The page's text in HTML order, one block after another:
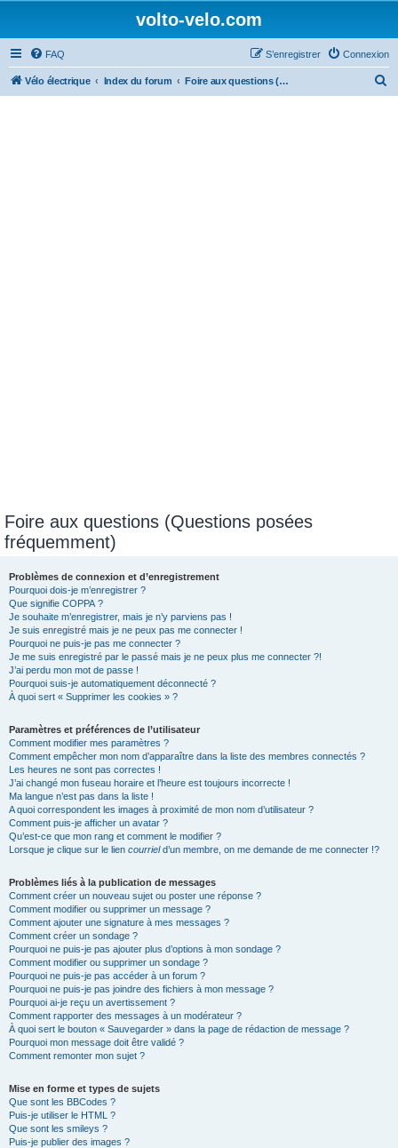
volto-velo.com
FAQ Connexion
S’enregistrer
Vélo électrique Index du forum Foire aux questions (Questions posées fréquemment)
Foire aux questions (Questions posées
fréquemment)
Problèmes de connexion et d’enregistrement
Pourquoi dois-je m’enregistrer ?
Que signifie COPPA ?
Je souhaite m’enregistrer, mais je n’y parviens pas !
Je suis enregistré mais je ne peux pas me connecter !
Pourquoi ne puis-je pas me connecter ?
Je me suis enregistré par le passé mais je ne peux plus me connecter ?!
J’ai perdu mon mot de passe !
Pourquoi suis-je automatiquement déconnecté ?
À quoi sert « Supprimer les cookies » ?
Paramètres et préférences de l’utilisateur
Comment modifier mes paramètres ?
Comment empêcher mon nom d’apparaître dans la liste des membres connectés ?
Les heures ne sont pas correctes !
J’ai changé mon fuseau horaire et l’heure est toujours incorrecte !
Ma langue n’est pas dans la liste !
A quoi correspondent les images à proximité de mon nom d’utilisateur ?
Comment puis-je afficher un avatar ?
Qu’est-ce que mon rang et comment le modifier ?
Lorsque je clique sur le lien courrield’un membre, on me demande de me connecter !?
Problèmes liés à la publication de messages
Comment créer un nouveau sujet ou poster une réponse ?
Comment modifier ou supprimer un message ?
Comment ajouter une signature à mes messages ?
Comment créer un sondage ?
Pourquoi ne puis-je pas ajouter plus d’options à mon sondage ?
Comment modifier ou supprimer un sondage ?
Pourquoi ne puis-je pas accéder à un forum ?
Pourquoi ne puis-je pas joindre des fichiers à mon message ?
Pourquoi ai-je reçu un avertissement ?
Comment rapporter des messages à un modérateur ?
À quoi sert le bouton « Sauvegarder » dans la page de rédaction de message ?
Pourquoi mon message doit être validé ?
Comment remonter mon sujet ?
Mise en forme et types de sujets
Que sont les BBCodes ?
Puis-je utiliser le HTML ?
Que sont les smileys ?
Puis-je publier des images ?